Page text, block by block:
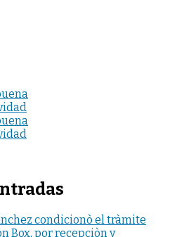
condicionò el tràmite
Box, por recepciòn y